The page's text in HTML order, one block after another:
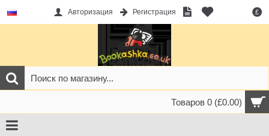
£
Авторизация Регистрация
Товаров 0 (£0.00)